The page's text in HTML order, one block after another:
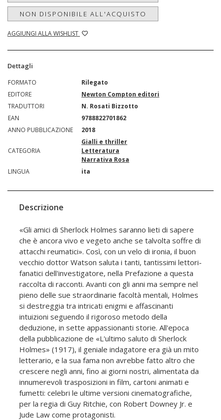
NON DISPONIBILE ALL'ACQUISTO
AGGIUNGI ALLA WISHLIST
Dettagli
FORMATO
Rilegato
EDITORE
Newton Compton editori
TRADUTTORI
N. Rosati Bizzotto
EAN
9788822701862
ANNO PUBBLICAZIONE
2018
CATEGORIA
Gialli e thriller
Letteratura
Narrativa Rosa
LINGUA
ita
Descrizione
«Gli amici di Sherlock Holmes saranno lieti di sapere
che è ancora vivo e vegeto anche se talvolta soffre di
attacchi reumatici». Così, con un velo di ironia, il buon
vecchio dottor Watson saluta i tanti, tantissimi lettori-
fanatici dell'investigatore, nella Prefazione a questa
raccolta di racconti. Avanti con gli anni ma sempre nel
pieno delle sue straordinarie facoltà mentali, Holmes
si destreggia tra intricati enigmi e affascinanti
intuizioni seguendo il rigoroso metodo della
deduzione, in sette appassionanti storie. All'epoca
della pubblicazione de «L'ultimo saluto di Sherlock
Holmes» (1917), il geniale indagatore era già un mito
letterario, e la sua fama non avrebbe fatto altro che
crescere negli anni, fino ai giorni nostri, alimentata da
innumerevoli trasposizioni in film, cartoni animati e
fumetti: celebri le ultime versioni cinematografiche,
per la regia di Guy Ritchie, con Robert Downey Jr. e
Jude Law come protagonisti.